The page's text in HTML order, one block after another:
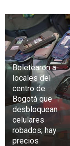
Boletearon a
locales del
centro de
Bogotá que
desbloquean
celulares
robados; hay
precios